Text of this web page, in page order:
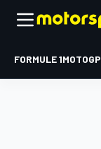
FORMULE 1MOTOGP